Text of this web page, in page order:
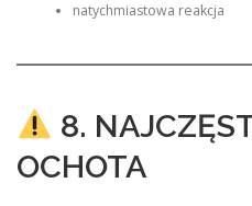
natychmiastowa reakcja
8.
OCHOTA